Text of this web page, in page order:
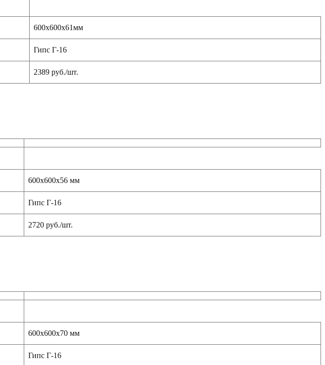
600х600х61мм
Гипс Г-16
2389 руб./шт.
600х600х56 мм
Гипс Г-16
2720 руб./шт.
600х600х70 мм
Гипс Г-16